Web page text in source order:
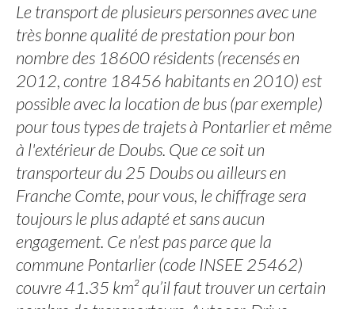
Le transport de plusieurs personnes avec une
très bonne qualité de prestation pour bon
nombre des 18600 résidents (recensés en
2012, contre 18456 habitants en 2010) est
possible avec la location de bus (par exemple)
pour tous types de trajets à Pontarlier et même
à l'extérieur de Doubs. Que ce soit un
transporteur du 25 Doubs ou ailleurs en
Franche Comte, pour vous, le chiffrage sera
toujours le plus adapté et sans aucun
engagement. Ce n’est pas parce que la
commune Pontarlier (code INSEE 25462)
couvre 41.35 km² qu’il faut trouver un certain